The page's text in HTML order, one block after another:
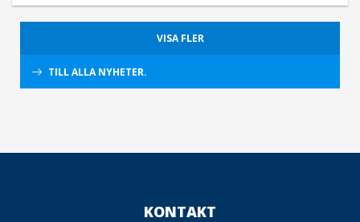
VISA FLER
TILL ALLA NYHETER.
KONTAKT